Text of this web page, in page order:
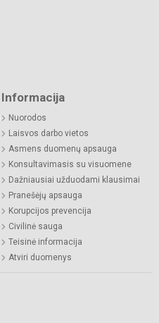
Informacija
Nuorodos
Laisvos darbo vietos
Asmens duomenų apsauga
Konsultavimasis su visuomene
Dažniausiai užduodami klausimai
Pranešėjų apsauga
Korupcijos prevencija
Civilinė sauga
Teisinė informacija
Atviri duomenys